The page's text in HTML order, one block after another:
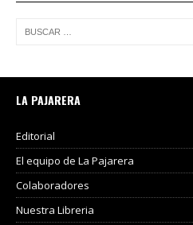
LA PAJARERA
Editorial
El equipo de La Pajarera
Colaboradores
Nuestra Libreria